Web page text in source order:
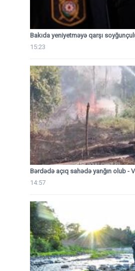
Bakıda yeniyetməyə qarşı
15:23
Bərdədə açıq sahədə yanğın olub -
14:57